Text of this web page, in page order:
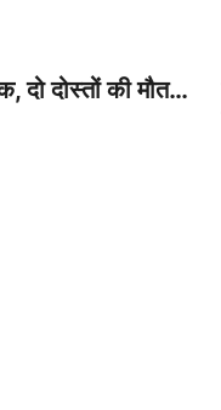
दोस्तों की मौत…